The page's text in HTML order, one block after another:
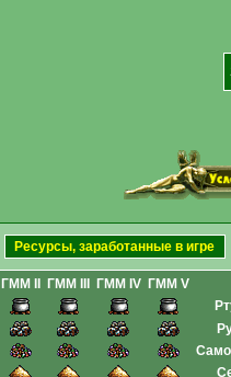
Ресурсы, заработанные в игре
ГММ II ГММ III ГММ IV ГММ V